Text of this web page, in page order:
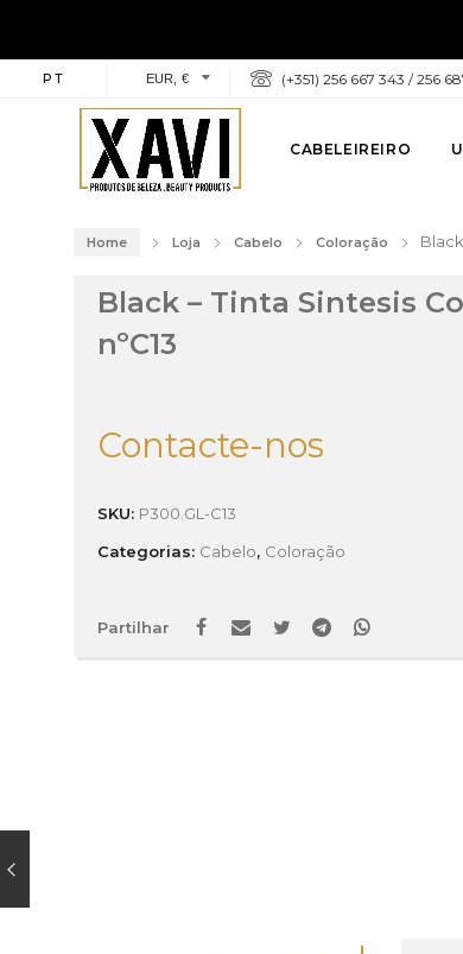
PT EUR, € (+351) 256 667 343 / 256
CABELEIREIRO
Home Loja Cabelo Coloração
Black – Tinta Sintesis
nºC13
Contacte-nos
SKU: P300.GL-C13
Categorias: Cabelo, Coloração
Partilhar